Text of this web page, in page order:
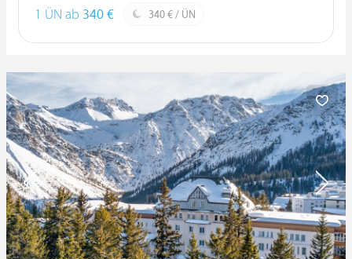
1 ÜN ab 340 € 340 € / ÜN